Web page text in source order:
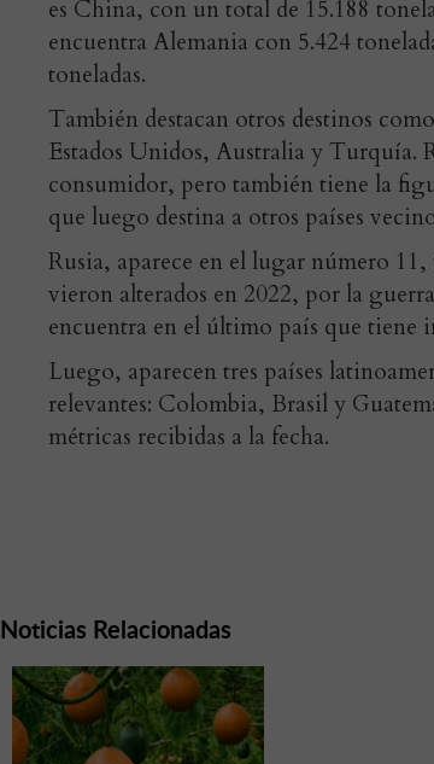
es China, con un total de 15.188
encuentra Alemania con 5.424
toneladas.
También destacan otros destinos
Estados Unidos, Australia y Turquía.
consumidor, pero también tiene la
que luego destina a otros países
Rusia, aparece en el lugar número
vieron alterados en 2022, por la
encuentra en el último país que tiene
Luego, aparecen tres países
relevantes: Colombia, Brasil y
métricas recibidas a la fecha.
Noticias Relacionadas